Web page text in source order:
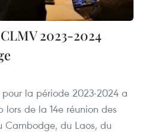
2023-2024
pour la période 2023-2024 a
de la 14e réunion des
Cambodge, du Laos, du